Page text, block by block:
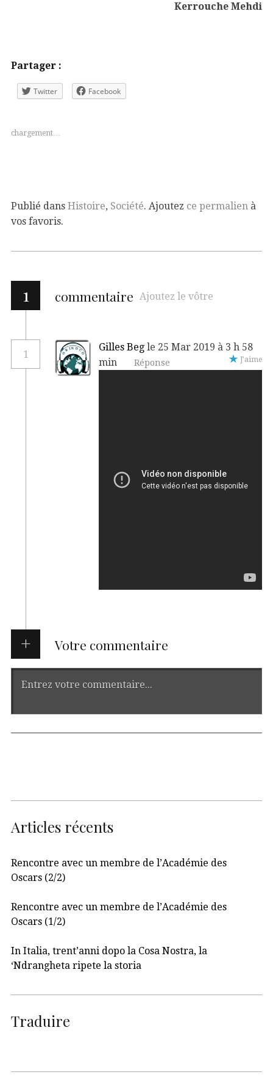
Kerrouche Mehdi
Partager :
Twitter Facebook
chargement…
Publié dans Histoire, Société. Ajoutez ce permalien à
vos favoris.
1 commentaire Ajoutez le vôtre
1
Gilles Beg le 25 Mar 2019 à 3 h 58
min
Réponse J'aime
Votre commentaire
Articles récents
Rencontre avec un membre de l’Académie des
Oscars (2/2)
Rencontre avec un membre de l’Académie des
Oscars (1/2)
In Italia, trent’anni dopo la Cosa Nostra, la
‘Ndrangheta ripete la storia
Traduire